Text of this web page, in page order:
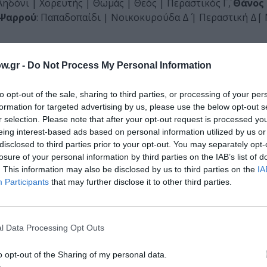
- Do Not Process My Personal Information
opt-out of the sale, sharing to third parties, or processing of your
for targeted advertising by us, please use the below opt-out
selection. Please note that after your opt-out request is processed
interest-based ads based on personal information utilized by us
to third parties prior to your opt-out. You may separately
of your personal information by third parties on the IAB’s list of
This information may also be disclosed by us to third parties on the
Participants that may further disclose it to other third parties.
Data Processing Opt Outs
opt-out of the Sharing of my personal data.
| Χορευτής | Θωμάς | Θεός | Περαστικός Γ΄,Θάνος
: Παπαδοπαίδι | Νοικοκυρούδα Δ΄ | Περαστική
Τοποθεσία:
Ανοιχτό Θέατρο Συκεών "Μάνος Κατράκης",
Συκιές, Θεσσαλονίκη